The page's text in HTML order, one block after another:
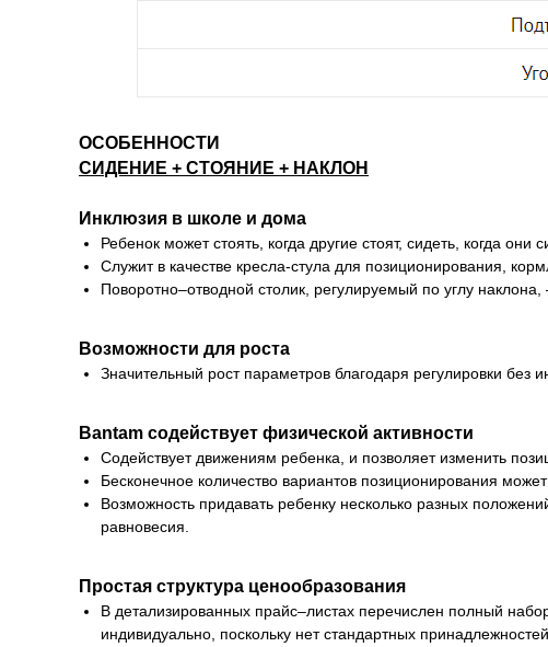
ОСОБЕННОСТИ
СИДЕНИЕ + СТОЯНИЕ + НАКЛОН
Инклюзия в школе и дома
Ребенок может стоять, когда другие стоят, сидеть, когда
Служит в качестве кресла-стула для позиционирования,
Поворотно–отводной столик, регулируемый по углу
Возможности для роста
Значительный рост параметров благодаря регулировки без
Bantam содействует физической активности
Содействует движениям ребенка, и позволяет изменить
Бесконечное количество вариантов позиционирования
Возможность придавать ребенку несколько разных
равновесия.
Простая структура ценообразования
В детализированных прайс–листах перечислен полный
индивидуально, поскольку нет стандартных